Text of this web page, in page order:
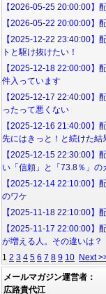
【2026-05-25 20:00:00】
【2026-05-22 20:00:00】
【2025-12-22 23:40:00】
トと駆け抜けたい！
【2025-12-18 22:00:00】
件入っています
【2025-12-17 22:40:00】
ったって悪くない
【2025-12-16 21:40:00
先にはきっと！と続けた結
【2025-12-15 22:30:00】
い「信頼」と「73.8％」の
【2025-12-14 22:10:00
のワケ
【2025-11-18 22:10:00】
【2025-11-17 22:00:00
が増える人。その違いは？
1 2 3 4 5 6 7 8 9 10 Next
メールマガジン運営者：
広路貴代江